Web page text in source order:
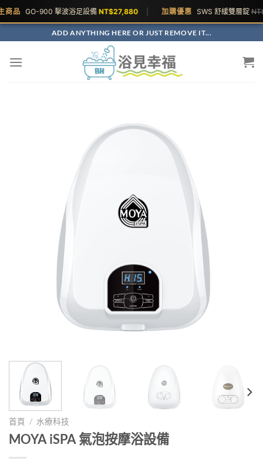
GO-900 擊波浴足設備NT$27,880 | 加購優惠 SWS 舒緩雙層錠
ADD ANYTHING HERE OR JUST REMOVE IT...
首頁 / 水療科技
MOYA iSPA 氣泡按摩浴設備